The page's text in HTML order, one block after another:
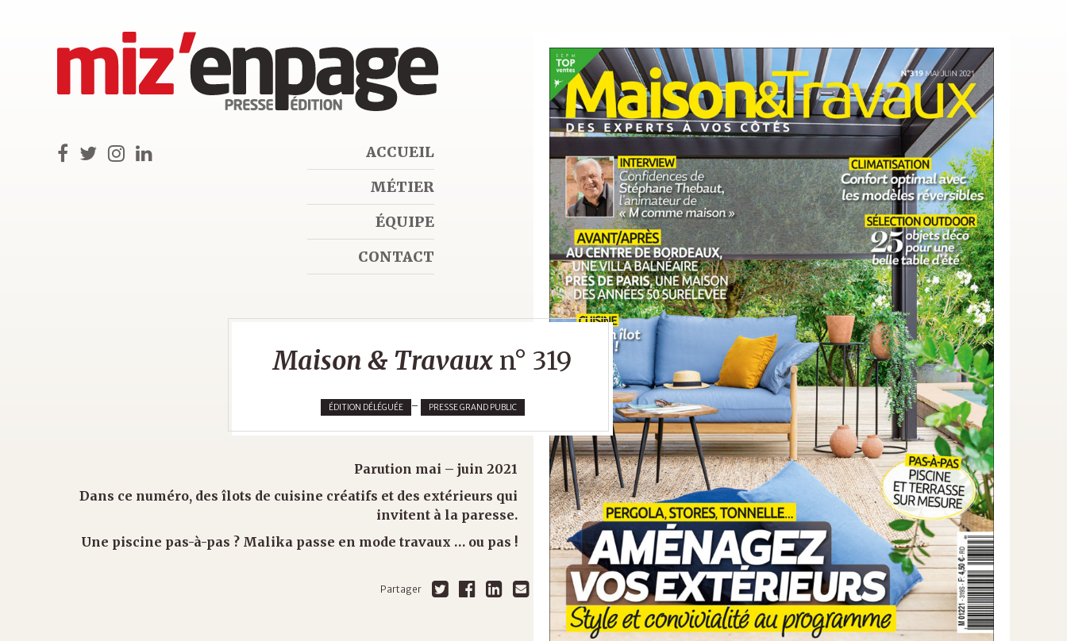
ACCUEIL
MÉTIER
ÉQUIPE
CONTACT
Maison & Travaux n° 319
ÉDITION DÉLÉGUÉE - PRESSE GRAND PUBLIC
Parution mai – juin 2021
Dans ce numéro, des îlots de cuisine créatifs et des extérieurs qui
invitent à la paresse.
Une piscine pas-à-pas ? Malika passe en mode travaux … ou pas !
Partager